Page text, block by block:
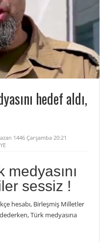
hedef aldı,
1446 Çarşamba 20:21
sessiz !
hesabı, Birleşmiş Milletler
Türk medyasına